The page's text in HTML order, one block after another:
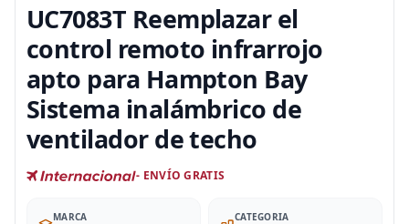
UC7083T Reemplazar el
control remoto infrarrojo
apto para Hampton Bay
Sistema inalámbrico de
ventilador de techo
- ENVÍO GRATIS
MARCA CATEGORIA